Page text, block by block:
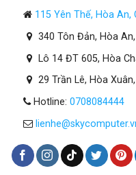
115 Yên Thế, Hòa An,
340 Tôn Đản, Hòa
Lô 14 ĐT 605, Hòa
29 Trần Lê, Hòa
Hotline: 0708084444